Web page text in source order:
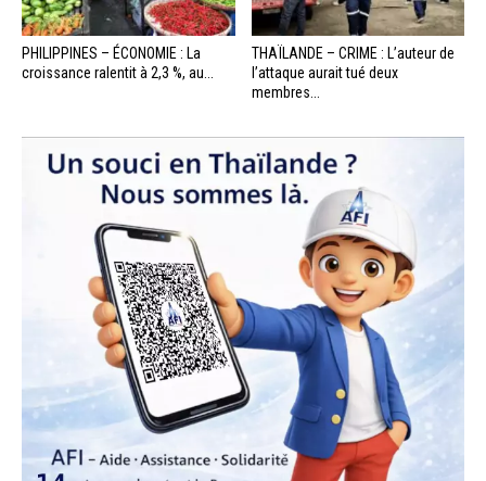
PHILIPPINES – ÉCONOMIE : La
croissance ralentit à 2,3 %, au...
THAÏLANDE – CRIME : L’auteur de
l’attaque aurait tué deux
membres...